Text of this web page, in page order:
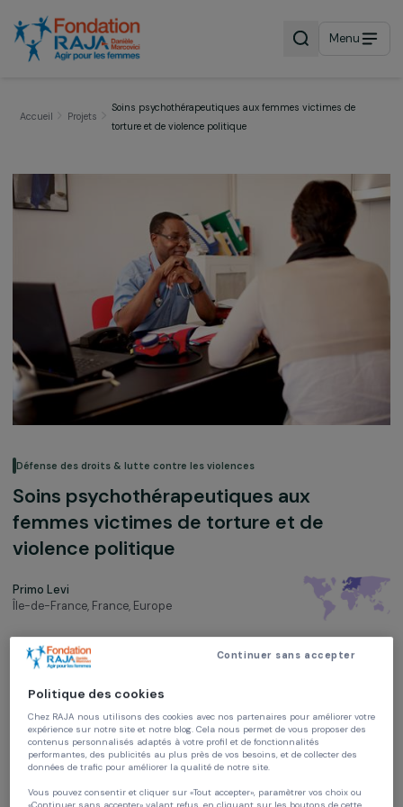
Menu
Défense des droits & lutte contre les violences
Soins psychothérapeutiques aux
femmes victimes de torture et de
violence politique
Primo Levi
Île-de-France, France,
Soutenu en 2011
Politique des cookies
Chez RAJA nous utilisons des cookies avec nos partenaires pour améliorer
Continuer sans accepter